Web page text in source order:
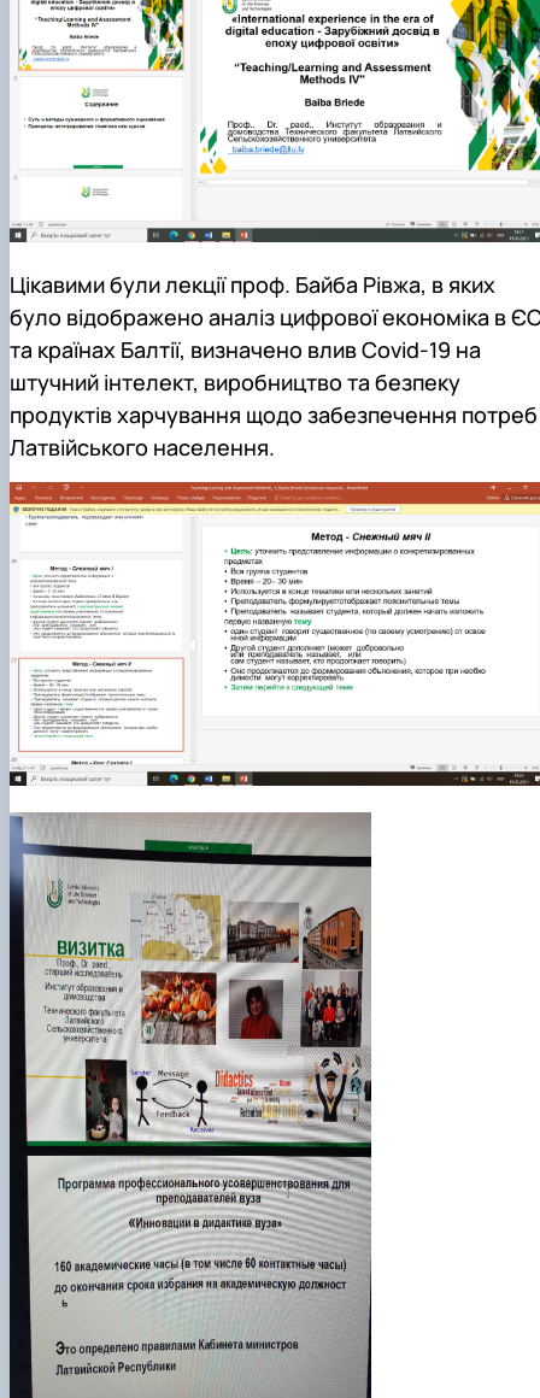
Цікавими були лекції проф. Байба Рівжа, в яких
було відображено аналіз цифрової економіка в
та країнах Балтії, визначено влив Covid-19 на
штучний інтелект, виробництво та безпеку
продуктів харчування щодо забезпечення потреб
Латвійського населення.